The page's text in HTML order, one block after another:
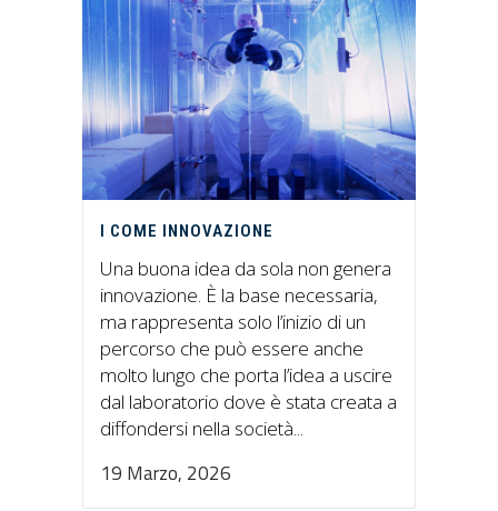
I COME INNOVAZIONE
Una buona idea da sola non genera
innovazione. È la base necessaria,
ma rappresenta solo l’inizio di un
percorso che può essere anche
molto lungo che porta l’idea a uscire
dal laboratorio dove è stata creata a
diffondersi nella società...
19 Marzo, 2026